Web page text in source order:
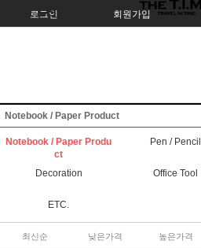
로그인 회원가입
Notebook / Paper Product
Notebook / Paper Produ
ct
Pen / Pencil
Decoration Office Tool
ETC.
최신순 낮은가격 높은가격